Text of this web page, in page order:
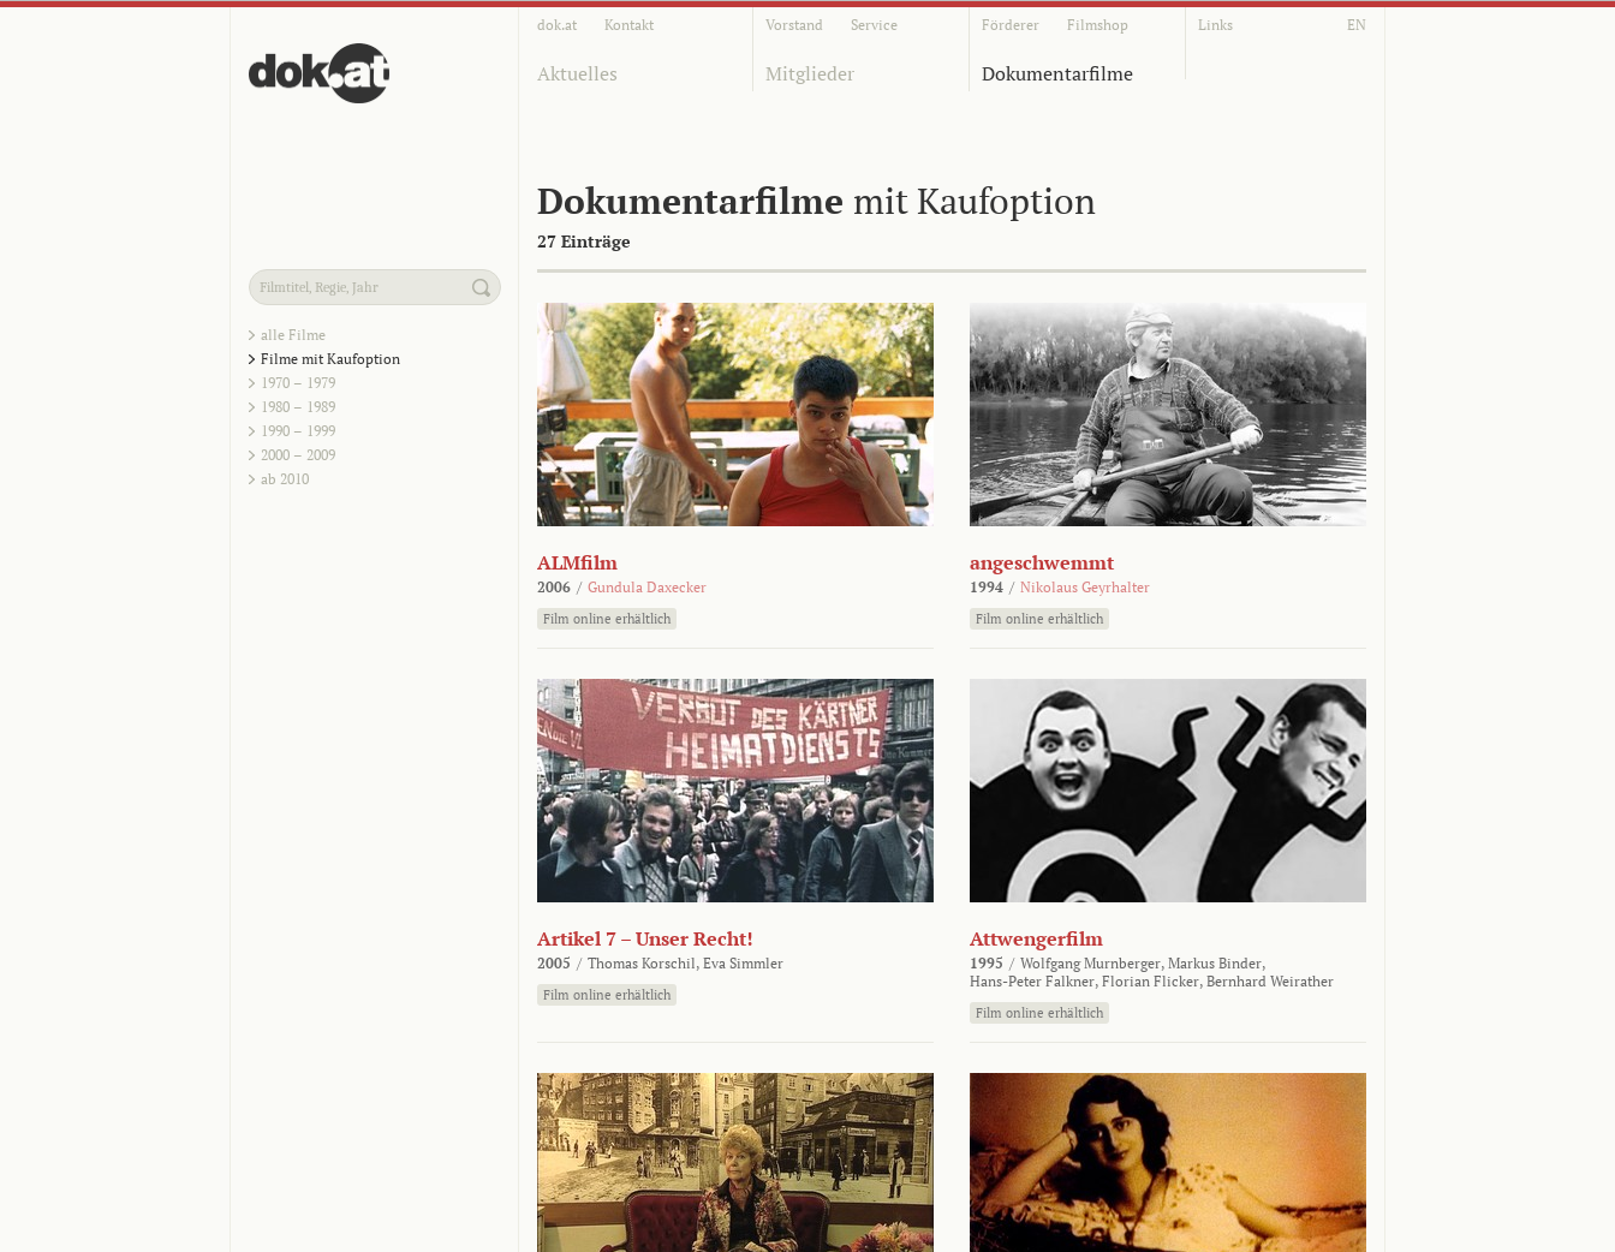
dok.at Kontakt Vorstand Service Förderer Filmshop Links EN
Aktuelles Mitglieder Dokumentarfilme
Dokumentarfilme mit Kaufoption
27 Einträge
alle Filme
Filme mit Kaufoption
1970 – 1979
1980 – 1989
1990 – 1999
2000 – 2009
ab 2010
ALMfilm
2006 / Gundula Daxecker
Film online erhältlich
angeschwemmt
1994 / Nikolaus Geyrhalter
Film online erhältlich
Artikel 7 – Unser Recht!
2005 / Thomas Korschil, Eva Simmler
Film online erhältlich
Attwengerfilm
1995 / Wolfgang Murnberger, Markus Binder,
Hans-Peter Falkner, Florian Flicker, Bernhard Weirather
Film online erhältlich